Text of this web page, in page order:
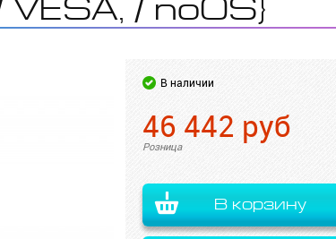
/ noOS}
В наличии
46 442 руб
Розница
В корзину